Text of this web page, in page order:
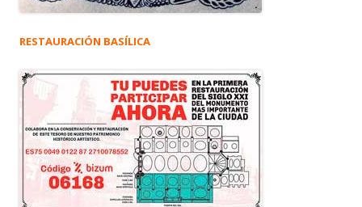
RESTAURACIÓN BASÍLICA